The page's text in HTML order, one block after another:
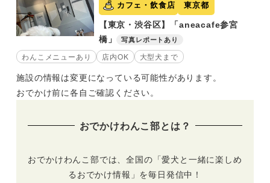
カフェ・飲食店 東京都
【東京・渋谷区】「aneacafe参宮
橋」
写真レポートあり
わんこメニューあり 店内OK 大型犬まで
施設の情報は変更になっている可能性があります。
おでかけ前に各自ご確認ください。
おでかけわんこ部とは？
おでかけわんこ部では、全国の「愛犬と一緒に楽しめ
るおでかけ情報」を毎日発信中！